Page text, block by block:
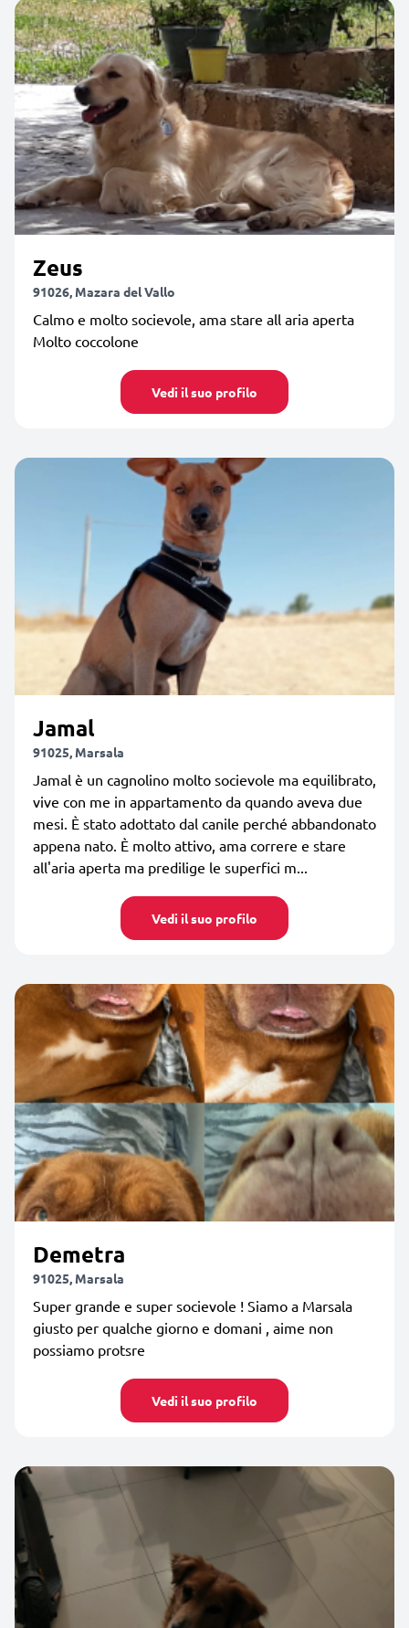
Zeus
91026, Mazara del Vallo
Calmo e molto socievole, ama stare all aria aperta
Molto coccolone
Vedi il suo profilo
Jamal
91025, Marsala
Jamal è un cagnolino molto socievole ma equilibrato,
vive con me in appartamento da quando aveva due
mesi. È stato adottato dal canile perché abbandonato
appena nato. È molto attivo, ama correre e stare
all'aria aperta ma predilige le superfici m...
Vedi il suo profilo
Demetra
91025, Marsala
Super grande e super socievole ! Siamo a Marsala
giusto per qualche giorno e domani , aime non
possiamo protsre
Vedi il suo profilo